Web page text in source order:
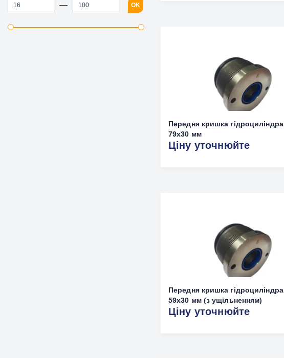
— OK
Передня кришка гідроциліндра
79x30 мм
Ціну уточнюйте
Передня кришка гідроциліндра
59х30 мм (з ущільненням)
Ціну уточнюйте